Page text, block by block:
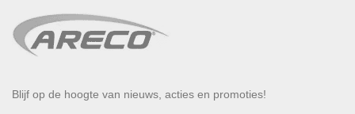
Blijf op de hoogte van nieuws, acties en promoties!